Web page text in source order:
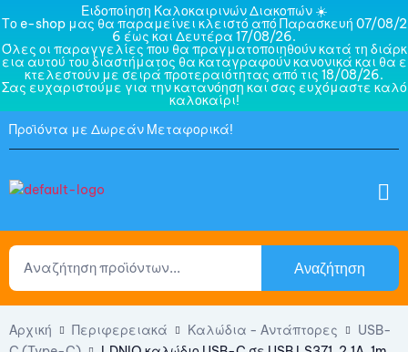
Ειδοποίηση Καλοκαιρινών Διακοπών ☀️
Το e-shop μας θα παραμείνει κλειστό από Παρασκευή 07/08/2
6 έως και Δευτέρα 17/08/26.
Όλες οι παραγγελίες που θα πραγματοποιηθούν κατά τη διάρκ
εια αυτού του διαστήματος θα καταγραφούν κανονικά και θα ε
κτελεστούν με σειρά προτεραιότητας από τις 18/08/26.
Σας ευχαριστούμε για την κατανόηση και σας ευχόμαστε καλό
καλοκαίρι!
Προϊόντα με Δωρεάν Μεταφορικά!
Αναζήτηση
Αρχική Περιφερειακά Καλώδια - Αντάπτορες
USB-